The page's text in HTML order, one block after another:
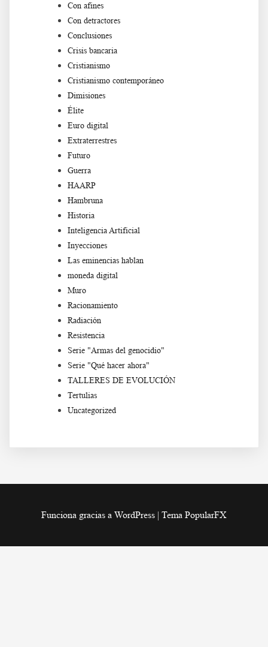
Con afines
Con detractores
Conclusiones
Crisis bancaria
Cristianismo
Cristianismo contemporáneo
Dimisiones
Élite
Euro digital
Extraterrestres
Futuro
Guerra
HAARP
Hambruna
Historia
Inteligencia Artificial
Inyecciones
Las eminencias hablan
moneda digital
Muro
Racionamiento
Radiación
Resistencia
Serie "Armas del genocidio"
Serie "Qué hacer ahora"
TALLERES DE EVOLUCIÓN
Tertulias
Uncategorized
Funciona gracias a WordPress | Tema PopularFX